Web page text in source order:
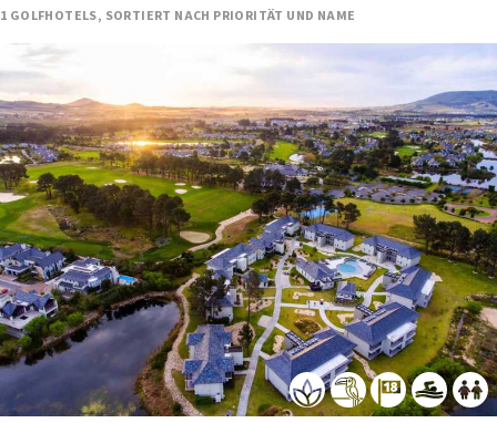
1 GOLFHOTELS, SORTIERT NACH PRIORITÄT UND NAME